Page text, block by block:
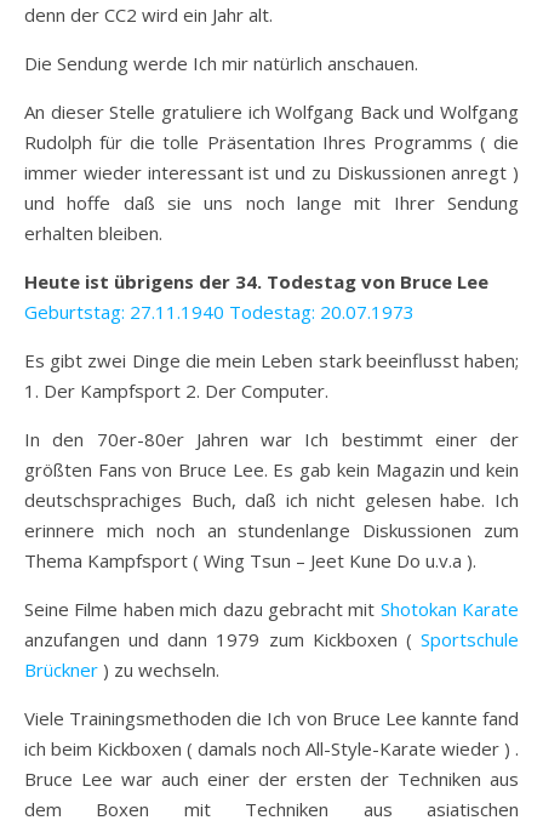
denn der CC2 wird ein Jahr alt.
Die Sendung werde Ich mir natürlich anschauen.
An dieser Stelle gratuliere ich Wolfgang Back und Wolfgang
Rudolph für die tolle Präsentation Ihres Programms ( die
immer wieder interessant ist und zu Diskussionen anregt )
und hoffe daß sie uns noch lange mit Ihrer Sendung
erhalten bleiben.
Heute ist übrigens der 34. Todestag von Bruce Lee
Geburtstag: 27.11.1940 Todestag: 20.07.1973
Es gibt zwei Dinge die mein Leben stark beeinflusst haben;
1. Der Kampfsport 2. Der Computer.
In den 70er-80er Jahren war Ich bestimmt einer der
größten Fans von Bruce Lee. Es gab kein Magazin und kein
deutschsprachiges Buch, daß ich nicht gelesen habe. Ich
erinnere mich noch an stundenlange Diskussionen zum
Thema Kampfsport ( Wing Tsun – Jeet Kune Do u.v.a ).
Seine Filme haben mich dazu gebracht mit Shotokan Karate
anzufangen und dann 1979 zum Kickboxen ( Sportschule
Brückner ) zu wechseln.
Viele Trainingsmethoden die Ich von Bruce Lee kannte fand
ich beim Kickboxen ( damals noch All-Style-Karate wieder ) .
Bruce Lee war auch einer der ersten der Techniken aus
dem Boxen mit Techniken aus asiatischen